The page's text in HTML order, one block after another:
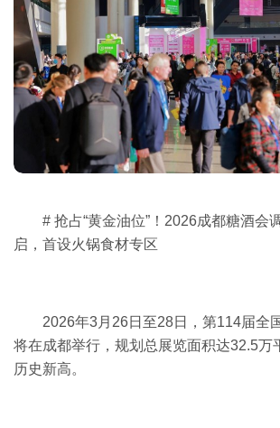
# 抢占“黄金油位”！ 2026成都糖酒会
启，首设火锅食材专区
2026年3月 26日至28日，第114届全
将在成都举行，规划总展览面积达32.5万
历史新高。